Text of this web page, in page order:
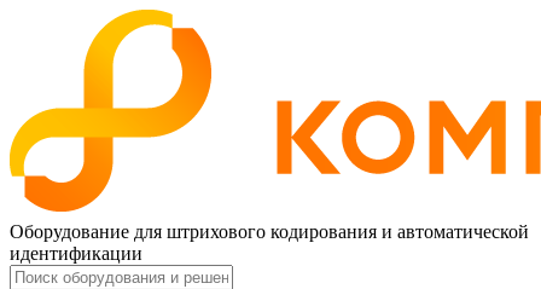
Оборудование для штрихового кодирования и автоматической
идентификации